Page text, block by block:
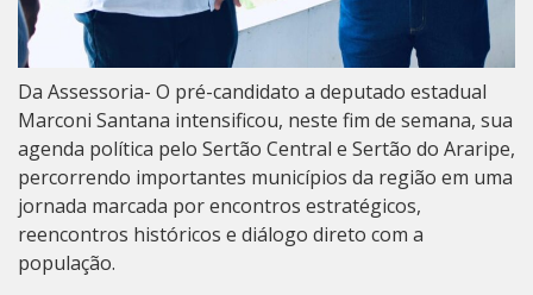
Da Assessoria- O pré-candidato a deputado estadual
Marconi Santana intensificou, neste fim de semana, sua
agenda política pelo Sertão Central e Sertão do Araripe,
percorrendo importantes municípios da região em uma
jornada marcada por encontros estratégicos,
reencontros históricos e diálogo direto com a
população.